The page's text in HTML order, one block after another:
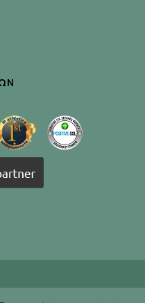
της μικροβιακής
1450ppm F-):
φασκόμηλου με
Αντιφλογιστική και